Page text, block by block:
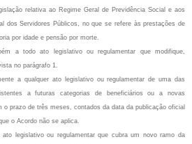
relativa ao Regime Geral de Previdência Social e aos
dos Servidores Públicos, no que se refere às prestações de
por idade e pensão por morte.
a todo ato legislativo ou regulamentar que modifique,
no parágrafo 1.
a qualquer ato legislativo ou regulamentar de uma das
a futuras categorias de beneficiários ou a novas
prazo de três meses, contados da data da publicação oficial
o Acordo não se aplica.
legislativo ou regulamentar que cubra um novo ramo da